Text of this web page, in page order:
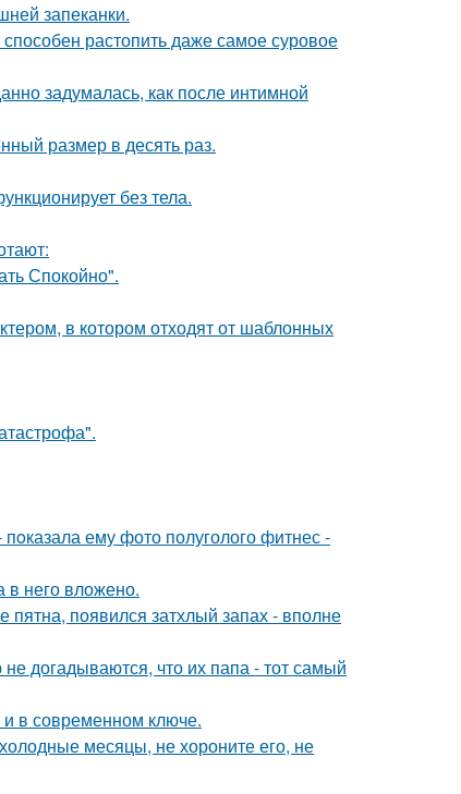
запеканки.
растопить даже самое суровое
задумалась, как после интимной
размер в десять раз.
без тела.
Спокойно".
в котором отходят от шаблонных
ему фото полуголого фитнес -
в него вложено.
появился затхлый запах - вполне
догадываются, что их папа - тот самый
и в современном ключе.
месяцы, не хороните его, не